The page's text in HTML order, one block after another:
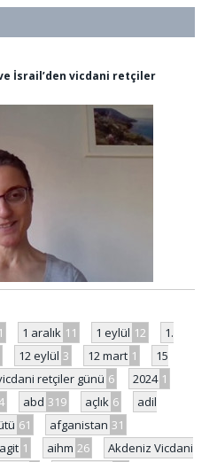
İsrail’den vicdani retçiler
1 1 aralık 11 1 eylül 12
1.
12 eylül 3 12 mart 1
15
retçiler günü 6 2024 1
abd 319 açlık 6
adil
61 afganistan 31
agit 1 aihm 26 Akdeniz Vicdani